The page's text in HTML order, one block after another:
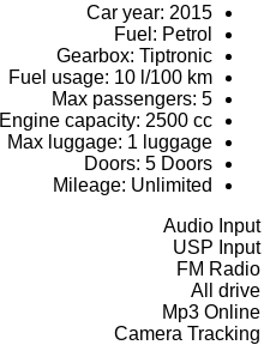
Car year: 2015
Fuel: Petrol
Gearbox: Tiptronic
Fuel usage: 10 l/100 km
Max passengers: 5
Engine capacity: 2500 cc
Max luggage: 1 luggage
Doors: 5 Doors
Mileage: Unlimited
Audio Input
USP Input
FM Radio
All drive
Mp3 Online
Camera Tracking